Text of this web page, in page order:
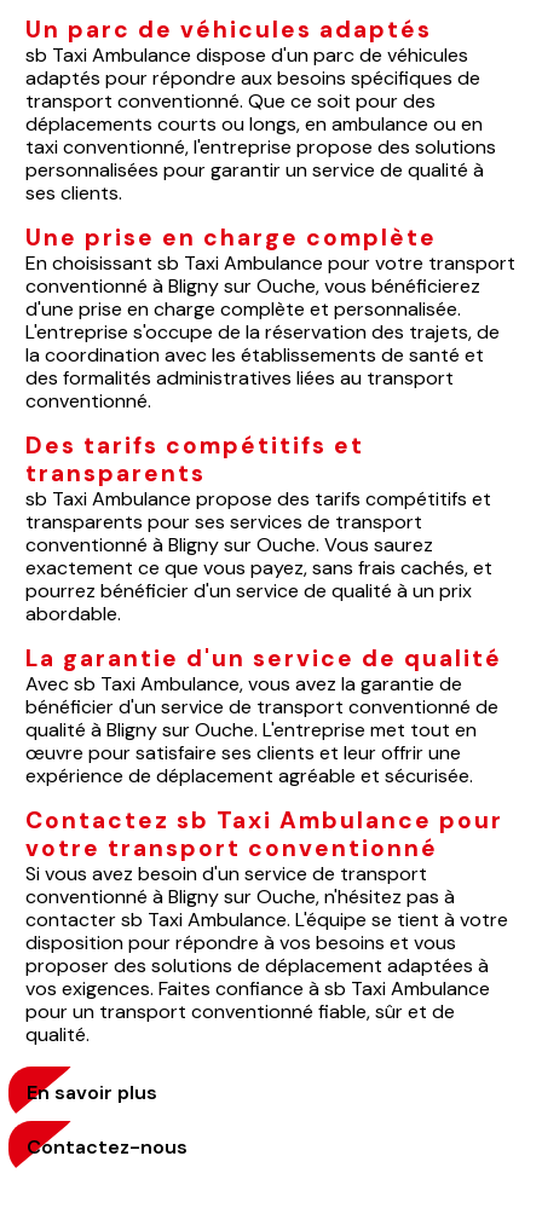
Un parc de véhicules adaptés
sb Taxi Ambulance dispose d'un parc de véhicules
adaptés pour répondre aux besoins spécifiques de
transport conventionné. Que ce soit pour des
déplacements courts ou longs, en ambulance ou en
taxi conventionné, l'entreprise propose des solutions
personnalisées pour garantir un service de qualité à
ses clients.
Une prise en charge complète
En choisissant sb Taxi Ambulance pour votre transport
conventionné à Bligny sur Ouche, vous bénéficierez
d'une prise en charge complète et personnalisée.
L'entreprise s'occupe de la réservation des trajets, de
la coordination avec les établissements de santé et
des formalités administratives liées au transport
conventionné.
Des tarifs compétitifs et
transparents
sb Taxi Ambulance propose des tarifs compétitifs et
transparents pour ses services de transport
conventionné à Bligny sur Ouche. Vous saurez
exactement ce que vous payez, sans frais cachés, et
pourrez bénéficier d'un service de qualité à un prix
abordable.
La garantie d'un service de qualité
Avec sb Taxi Ambulance, vous avez la garantie de
bénéficier d'un service de transport conventionné de
qualité à Bligny sur Ouche. L'entreprise met tout en
œuvre pour satisfaire ses clients et leur offrir une
expérience de déplacement agréable et sécurisée.
Contactez sb Taxi Ambulance pour
votre transport conventionné
Si vous avez besoin d'un service de transport
conventionné à Bligny sur Ouche, n'hésitez pas à
contacter sb Taxi Ambulance. L'équipe se tient à votre
disposition pour répondre à vos besoins et vous
proposer des solutions de déplacement adaptées à
vos exigences. Faites confiance à sb Taxi Ambulance
pour un transport conventionné fiable, sûr et de
qualité.
En savoir plus
Contactez-nous